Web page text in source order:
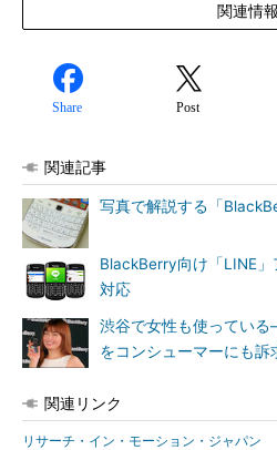
関連情報
Share Post
関連記事
写真で解説する「
BlackBerry向け「LINE
対応
渋谷で女性も使ってい
をコンシューマーにも訴
関連リンク
リサーチ・イン・モーション・ジャパン